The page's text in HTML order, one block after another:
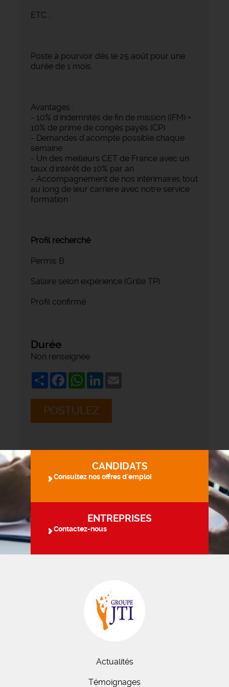
ETC...
Poste à pourvoir dès le 25 août pour une
durée de 1 mois.
Avantages :
- 10% d'indemnités de fin de mission (IFM) +
10% de prime de congés payés (CP)
- Demandes d'acompte possible chaque
semaine
- Un des meilleurs CET de France avec un
taux d'intérêt de 10% par an
- Accompagnement de nos intérimaires tout
au long de leur carrière avec notre service
formation
Profil recherché
Permis B
Salaire selon expérience (Grille TP)
Profil confirmé
Durée
Non renseignée
ShareFacebookWhatsApp
LinkedIn
POSTULEZ
CANDIDATS
Consultez nos offres d'emploi
ENTREPRISES
Contactez-nous
Actualités
Témoignages